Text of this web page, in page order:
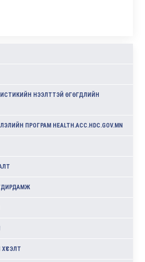
НЭЭЛТТЭЙ ӨГӨГДЛИЙН
ПРОГРАМ HEALTH.ACC.HDC.GOV.MN